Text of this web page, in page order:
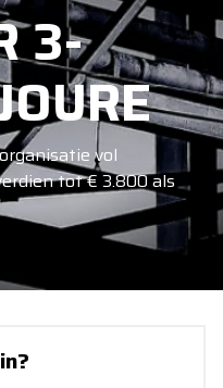
3-
vol
tot € 3.800 als